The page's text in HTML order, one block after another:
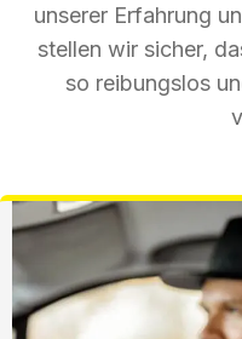
unserer Erfahrung
stellen wir sicher,
so reibungslos